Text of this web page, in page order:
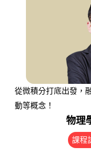
從微積分打底出發，
動等概念！
物理
課程